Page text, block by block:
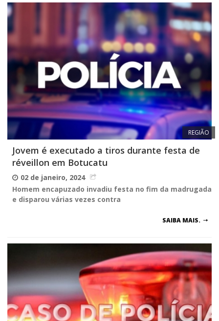
REGIÃO
Jovem é executado a tiros durante festa de
réveillon em Botucatu
02 de janeiro, 2024
Homem encapuzado invadiu festa no fim da madrugada
e disparou várias vezes contra
SAIBA MAIS.